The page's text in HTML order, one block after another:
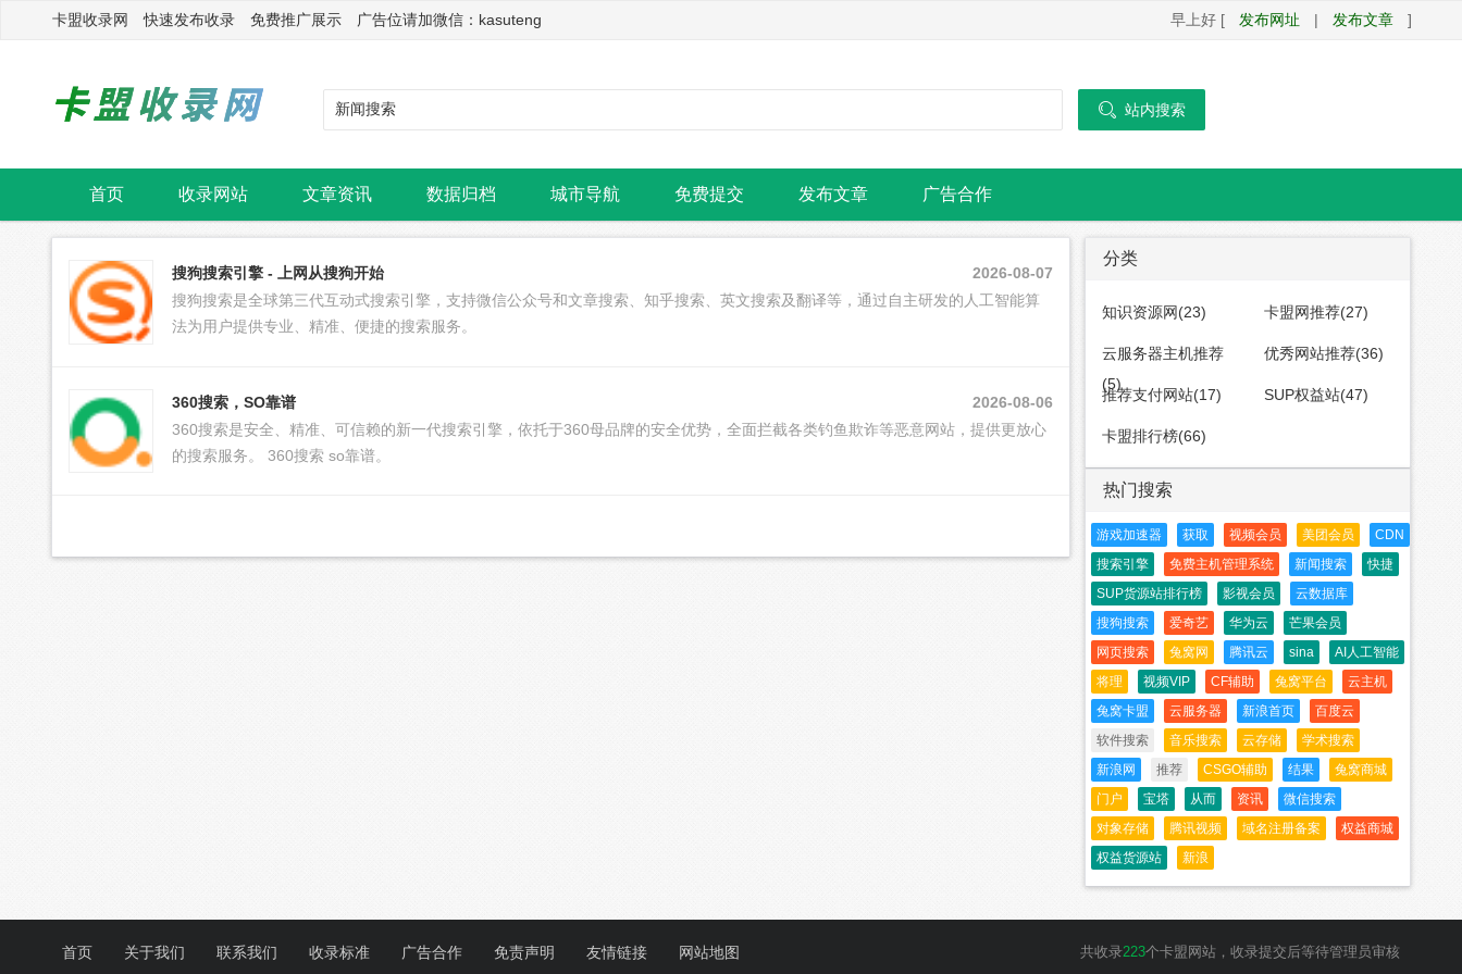
卡盟收录网 快速发布收录 免费推广展示 广告位请加微信：kasuteng 早上好 [ 发布网址 | 发布文章 ]
 站内搜索
首页 收录网站 文章资讯 数据归档 城市导航 免费提交 发布文章 广告合作
搜狗搜索引擎 - 上网从搜狗开始
2026-08-07
搜狗搜索是全球第三代互动式搜索引擎，支持微信公众号和文章搜索、知乎搜索、英文搜索及翻译等，通过自主研发的人工智能算
法为用户提供专业、精准、便捷的搜索服务。
360搜索，SO靠谱
2026-08-06
360搜索是安全、精准、可信赖的新一代搜索引擎，依托于360母品牌的安全优势，全面拦截各类钓鱼欺诈等恶意网站，提供更放心
的搜索服务。 360搜索 so靠谱。
分类
知识资源网(23) 卡盟网推荐(27)
云服务器主机推荐
(5)
优秀网站推荐(36)
推荐支付网站(17) SUP权益站(47)
卡盟排行榜(66)
热门搜索
游戏加速器 获取 视频会员 美团会员
CDN
搜索引擎
免费主机管理系统 新闻搜索
快捷
SUP货源站排行榜
影视会员
云数据库
搜狗搜索
爱奇艺 华为云
芒果会员
网页搜索
兔窝网 腾讯云 sina
AI人工智能
将理
视频VIP CF辅助 兔窝平台
云主机
兔窝卡盟
云服务器 新浪首页
百度云
软件搜索
音乐搜索 云存储
学术搜索
新浪网
推荐 CSGO辅助 结果
兔窝商城
门户
宝塔 从而 资讯
微信搜索
对象存储
腾讯视频 域名注册备案
权益商城
权益货源站
新浪
共收录223个卡盟网站，收录提交后等待管理员审核
首页 关于我们 联系我们 收录标准 广告合作 免责声明 友情链接 网站地图